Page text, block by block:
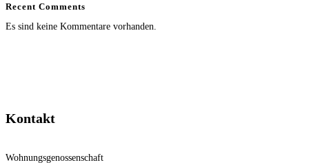
Recent Comments
Es sind keine Kommentare vorhanden.
Kontakt
Wohnungsgenossenschaft